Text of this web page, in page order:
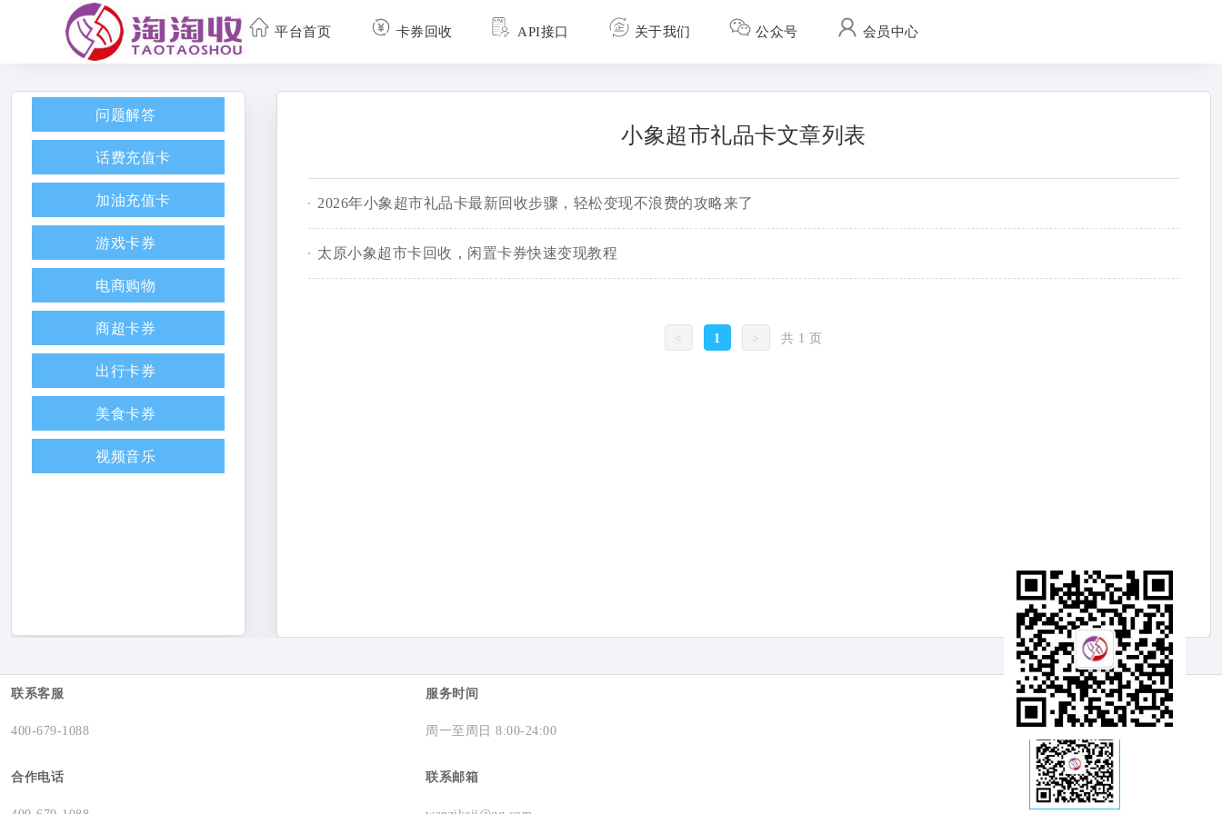
平台首页 卡券回收 API接口 关于我们 公众号 会员中心
问题解答
话费充值卡
加油充值卡
游戏卡券
电商购物
商超卡券
出行卡券
美食卡券
视频音乐
小象超市礼品卡文章列表
2026年小象超市礼品卡最新回收步骤，轻松变现不浪费的攻略来了
太原小象超市卡回收，闲置卡券快速变现教程
< 1 > 共 1 页
联系客服
400-679-1088
合作电话
服务时间
周一至周日 8:00-24:00
联系邮箱
淘淘收公众号